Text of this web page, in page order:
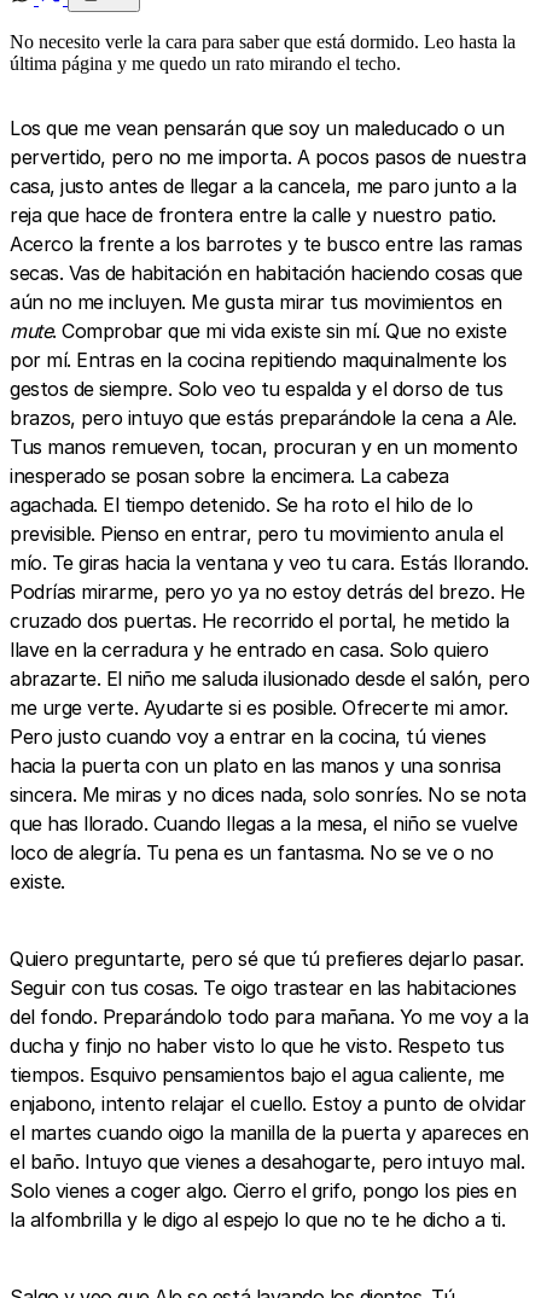
No necesito verle la cara para saber que está dormido. Leo hasta la
última página y me quedo un rato mirando el techo.
Los que me vean pensarán que soy un maleducado o un
pervertido, pero no me importa. A pocos pasos de nuestra
casa, justo antes de llegar a la cancela, me paro junto a la
reja que hace de frontera entre la calle y nuestro patio.
Acerco la frente a los barrotes y te busco entre las ramas
secas. Vas de habitación en habitación haciendo cosas que
aún no me incluyen. Me gusta mirar tus movimientos en
mute. Comprobar que mi vida existe sin mí. Que no existe
por mí. Entras en la cocina repitiendo maquinalmente los
gestos de siempre. Solo veo tu espalda y el dorso de tus
brazos, pero intuyo que estás preparándole la cena a Ale.
Tus manos remueven, tocan, procuran y en un momento
inesperado se posan sobre la encimera. La cabeza
agachada. El tiempo detenido. Se ha roto el hilo de lo
previsible. Pienso en entrar, pero tu movimiento anula el
mío. Te giras hacia la ventana y veo tu cara. Estás llorando.
Podrías mirarme, pero yo ya no estoy detrás del brezo. He
cruzado dos puertas. He recorrido el portal, he metido la
llave en la cerradura y he entrado en casa. Solo quiero
abrazarte. El niño me saluda ilusionado desde el salón, pero
me urge verte. Ayudarte si es posible. Ofrecerte mi amor.
Pero justo cuando voy a entrar en la cocina, tú vienes
hacia la puerta con un plato en las manos y una sonrisa
sincera. Me miras y no dices nada, solo sonríes. No se nota
que has llorado. Cuando llegas a la mesa, el niño se vuelve
loco de alegría. Tu pena es un fantasma. No se ve o no
existe.
Quiero preguntarte, pero sé que tú prefieres dejarlo pasar.
Seguir con tus cosas. Te oigo trastear en las habitaciones
del fondo. Preparándolo todo para mañana. Yo me voy a la
ducha y finjo no haber visto lo que he visto. Respeto tus
tiempos. Esquivo pensamientos bajo el agua caliente, me
enjabono, intento relajar el cuello. Estoy a punto de olvidar
el martes cuando oigo la manilla de la puerta y apareces en
el baño. Intuyo que vienes a desahogarte, pero intuyo mal.
Solo vienes a coger algo. Cierro el grifo, pongo los pies en
la alfombrilla y le digo al espejo lo que no te he dicho a ti.